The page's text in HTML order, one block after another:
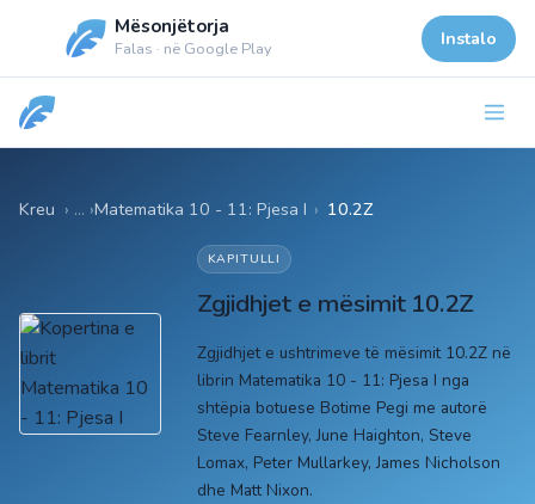
Mësonjëtorja
Falas · në Google Play Instalo
Kreu Matematika 10 - 11: Pjesa I › 10.2Z
KAPITULLI
Zgjidhjet e mësimit 10.2Z
Zgjidhjet e ushtrimeve të mësimit 10.2Z në
librin Matematika 10 - 11: Pjesa I nga
shtëpia botuese Botime Pegi me autorë
Steve Fearnley, June Haighton, Steve
Lomax, Peter Mullarkey, James Nicholson
dhe Matt Nixon.